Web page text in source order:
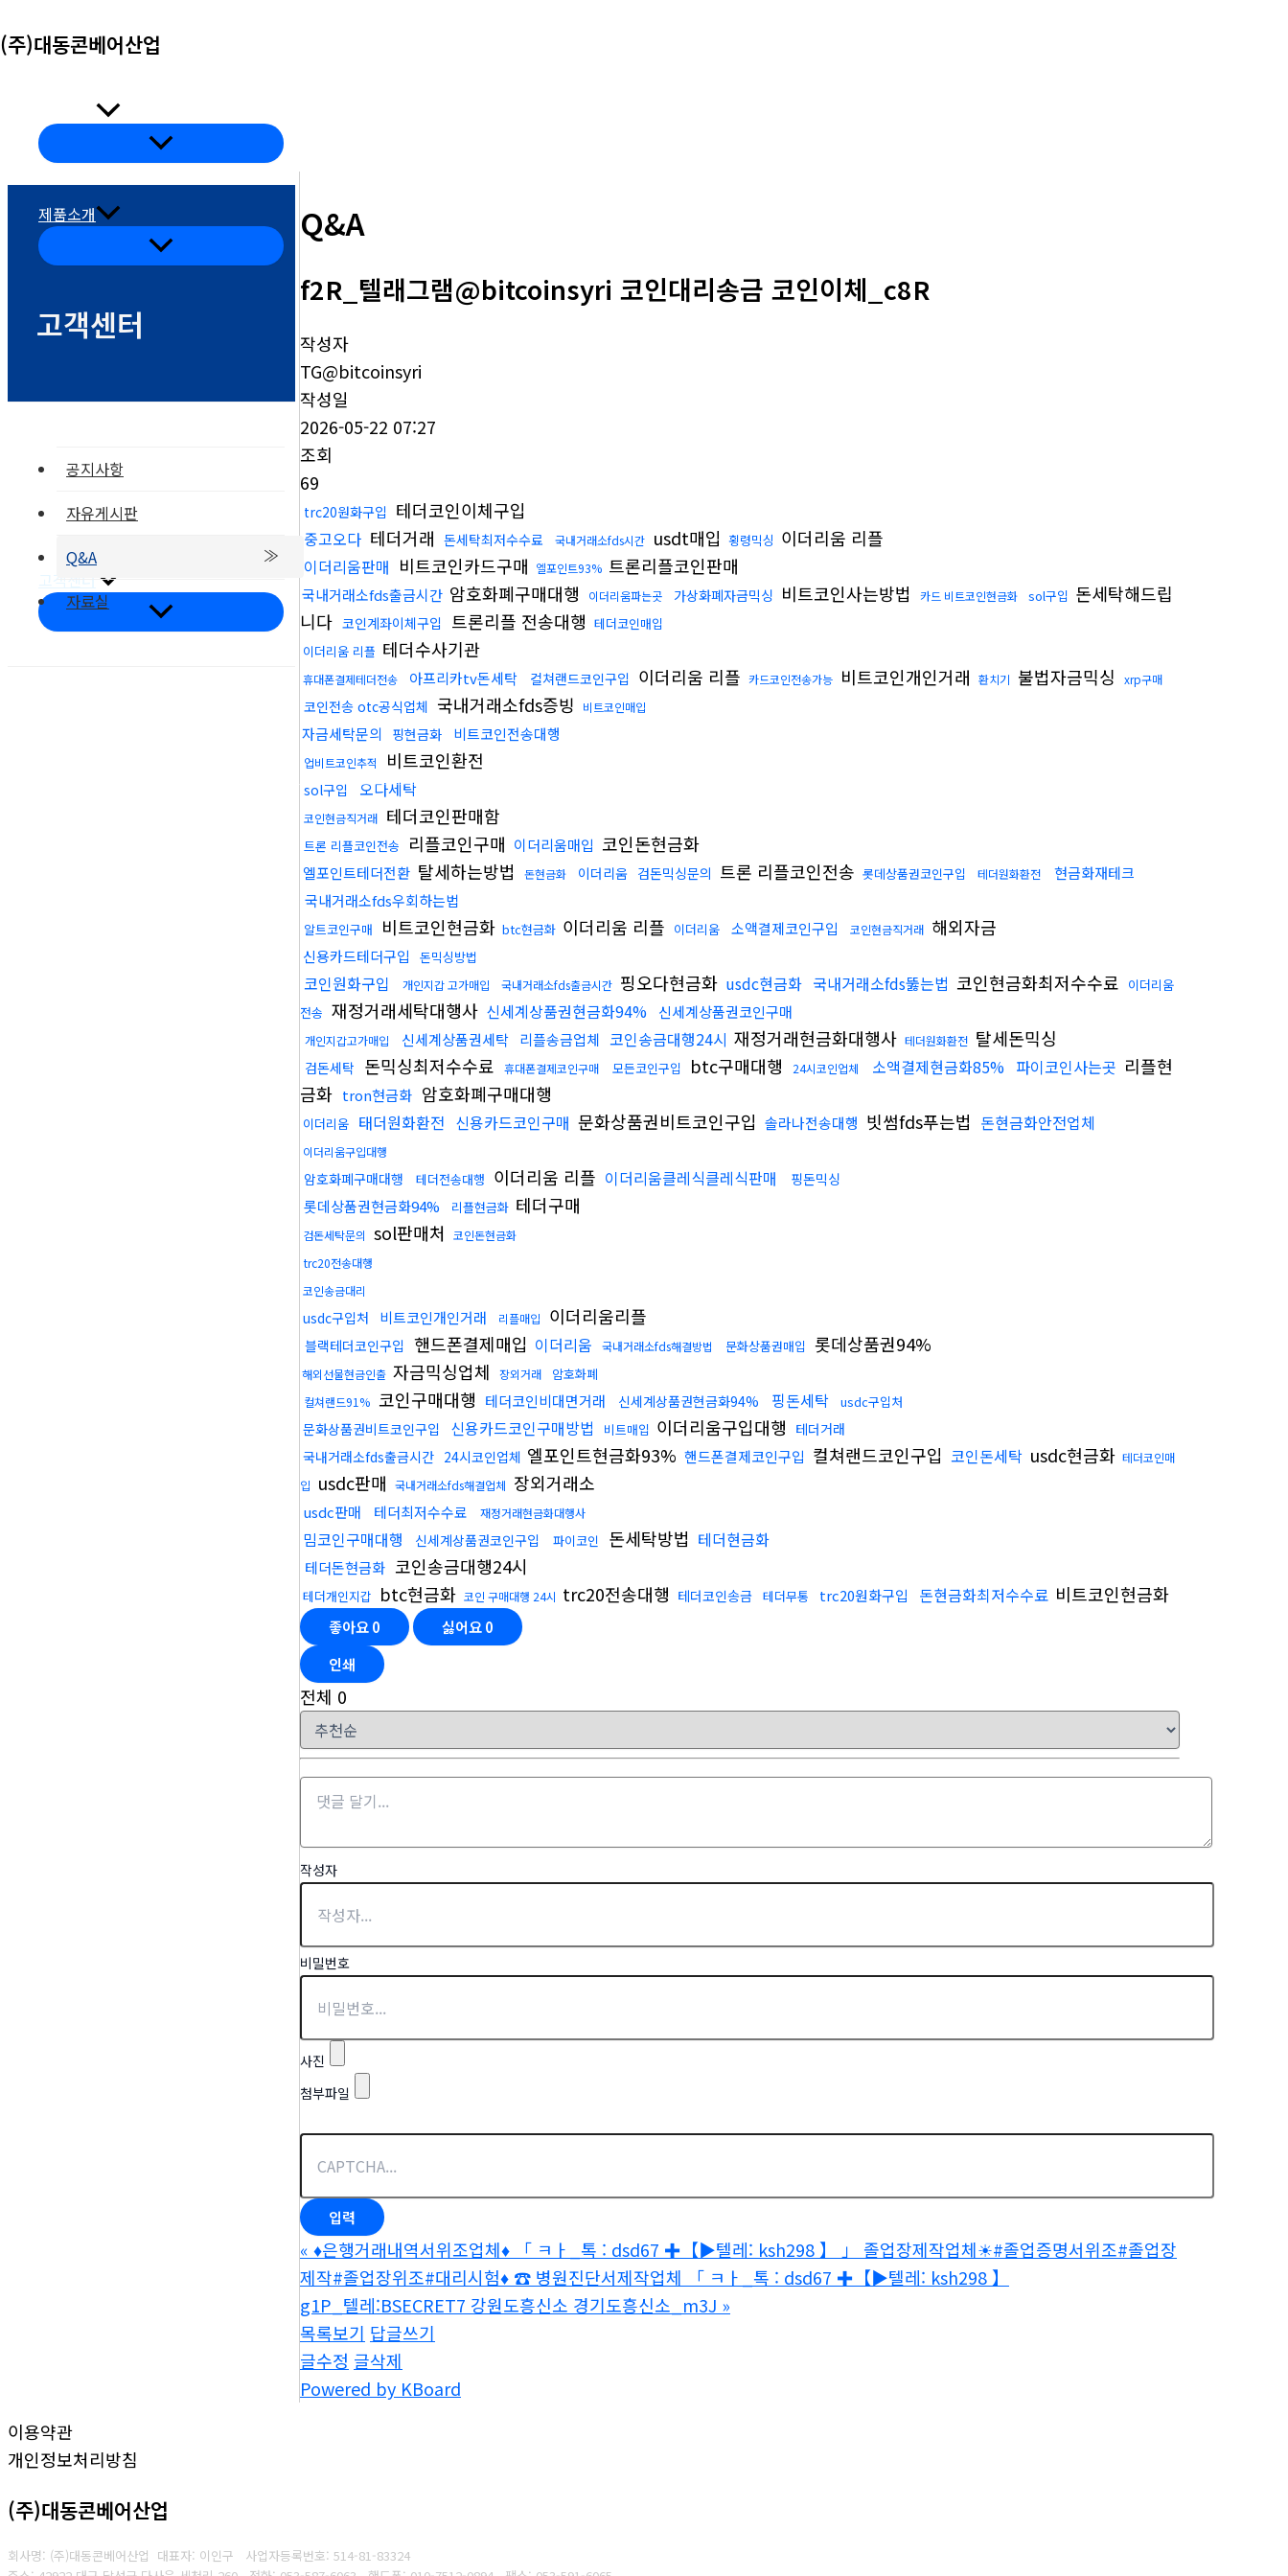
텐
뛰
(주)대동콘베어산업
메
뉴
토
글
제품소개
메
뉴
토
온라인문의
고객센터
메
뉴
토
고객센터
공지사항
자유게시판
Q&A
자료실
Q&A
f2R_텔래그램@bitcoinsyri 코인대리송금 코인이체_c8R
작성자
TG@bitcoinsyri
작성일
2026-05-22 07:27
조회
69
trc20원화구입 테더코인이체구입
중고오다 테더거래 돈세탁최저수수료 국내거래소fds시간 usdt매입 횡령믹싱 이더리움 리플
이더리움판매 비트코인카드구매 엘포인트93% 트론리플코인판매
국내거래소fds출금시간 암호화폐구매대행 이더리움파는곳 가상화폐자금믹싱 비트코인사는방법 카드 비트코인현금화 sol구입 돈세탁해드립
니다 코인계좌이체구입 트론리플 전송대행 테더코인매입
이더리움 리플 테더수사기관
휴대폰결제테더전송 아프리카tv돈세탁 컬쳐랜드코인구입 이더리움 리플 카드코인전송가능 비트코인개인거래 환치기 불법자금믹싱 xrp구매
코인전송 otc공식업체 국내거래소fds증빙 비트코인매입
자금세탁문의 핑현금화 비트코인전송대행
업비트코인추적 비트코인환전
sol구입 오다세탁
코인현금직거래 테더코인판매함
트론 리플코인전송 리플코인구매 이더리움매입 코인돈현금화
엘포인트테더전환 탈세하는방법 돈현금화 이더리움 검돈믹싱문의 트론 리플코인전송 롯데상품권코인구입 테더원화환전
현금화재테크
국내거래소fds우회하는법
알트코인구매 비트코인현금화 btc현금화 이더리움 리플 이더리움 소액결제코인구입 코인현금직거래 해외자금
신용카드테더구입 돈믹싱방법
코인원화구입 개인지갑 고가매입 국내거래소fds출금시간 핑오다현금화 usdc현금화 국내거래소fds뚫는법 코인현금화최저수수료 이더리움
전송 재정거래세탁대행사 신세계상품권현금화94% 신세계상품권코인구매
개인지갑고가매입 신세계상품권세탁 리플송금업체 코인송금대행24시 재정거래현금화대행사 테더원화환전 탈세돈믹싱
검돈세탁 돈믹싱최저수수료 휴대폰결제코인구매 모든코인구입 btc구매대행 24시코인업체 소액결제현금화85% 파이코인사는곳 리플현
금화 tron현금화 암호화폐구매대행
이더리움 태더원화환전 신용카드코인구매 문화상품권비트코인구입 솔라나전송대행 빗썸fds푸는법 돈현금화안전업체
이더리움구입대행
암호화폐구매대행 테더전송대행 이더리움 리플 이더리움클레식클레식판매 핑돈믹싱
롯데상품권현금화94% 리플현금화 테더구매
검돈세탁문의 sol판매처
코인돈현금화
trc20전송대행
코인송금대리
usdc구입처 비트코인개인거래 리플매입 이더리움리플
블랙테더코인구입 핸드폰결제매입 이더리움 국내거래소fds해결방법 문화상품권매입 롯데상품권94%
해외선물현금인출 자금믹싱업체 장외거래 암호화폐
컬쳐랜드91% 코인구매대행 테더코인비대면거래 신세계상품권현금화94% 핑돈세탁 usdc구입처
문화상품권비트코인구입 신용카드코인구매방법 비트매입 이더리움구입대행 테더거래
국내거래소fds출금시간 24시코인업체 엘포인트현금화93% 핸드폰결제코인구입 컬쳐랜드코인구입 코인돈세탁 usdc현금화 테더코인매
입 usdc판매 국내거래소fds해결업체 장외거래소
usdc판매 테더최저수수료 재정거래현금화대행사
밈코인구매대행 신세계상품권코인구입 파이코인 돈세탁방법 테더현금화
테더돈현금화 코인송금대행24시
테더개인지갑 btc현금화 코인 구매대행 24시 trc20전송대행 테더코인송금 테더무통 trc20원화구입 돈현금화최저수수료 비트코인현금화
좋아요0 싫어요0
인쇄
전체 0
작성자
비밀번호
사진
첨부파일
« ♦은행거래내역서위조업체♦ 「 ㅋㅏ_톡 : dsd67 ✚【▶텔레: ksh298 】 」 졸업장제작업체☀#졸업증명서위조#졸업장
제작#졸업장위조#대리시험♦ ☎ 병원진단서제작업체 「 ㅋㅏ_톡 : dsd67 ✚【▶텔레: ksh298 】
g1P_텔레:BSECRET7 강원도흥신소 경기도흥신소_m3J »
목록보기 답글쓰기
글수정 글삭제
Powered by KBoard
이용약관
개인정보처리방침
(주)대동콘베어산업
회사명: (주)대동콘베어산업 대표자: 이인구 사업자등록번호: 514-81-83324